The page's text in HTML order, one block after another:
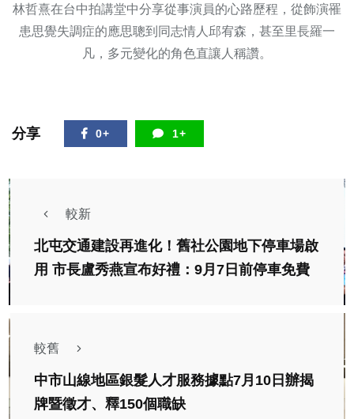
林哲熹在台中拍講堂中分享從事演員的心路歷程，從飾演罹
患思覺失調症的應思聰到同志情人邱宥森，甚至里長羅一
凡，多元變化的角色直讓人稱讚。
分享 0+ 1+
較新
北屯交通建設再進化！舊社公園地下停車場啟
用 市長盧秀燕宣布好禮：9月7日前停車免費
較舊
中市山線地區銀髮人才服務據點7月10日辦揭
牌暨徵才、釋150個職缺